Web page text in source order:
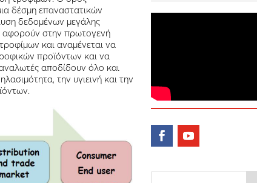
δέσμη επαναστατικών
δεδομένων μεγάλης
αφορούν στην πρωτογενή
και αναμένεται να
προϊόντων και να
αποδίδουν όλο και
την υγιεινή και την